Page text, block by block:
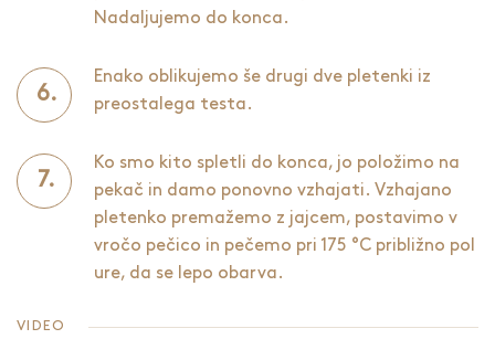
Nadaljujemo do konca.
Enako oblikujemo še drugi dve pletenki iz
preostalega testa.
Ko smo kito spletli do konca, jo položimo na
pekač in damo ponovno vzhajati. Vzhajano
pletenko premažemo z jajcem, postavimo v
vročo pečico in pečemo pri 175 °C približno pol
ure, da se lepo obarva.
VIDEO